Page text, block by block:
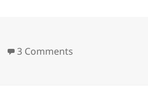
3 Comments